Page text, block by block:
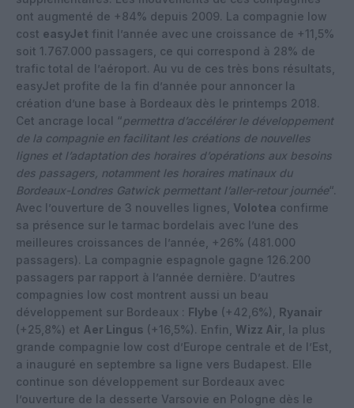
ont augmenté de +84% depuis 2009. La compagnie low
cost easyJet finit l’année avec une croissance de +11,5%
soit 1.767.000 passagers, ce qui correspond à 28% de
trafic total de l’aéroport. Au vu de ces très bons résultats,
easyJet profite de la fin d’année pour annoncer la
création d’une base à Bordeaux dès le printemps 2018.
Cet ancrage local “permettra d’accélérer le développement
de la compagnie en facilitant les créations de nouvelles
lignes et l’adaptation des horaires d’opérations aux besoins
des passagers, notamment les horaires matinaux du
Bordeaux-Londres Gatwick permettant l’aller-retour journée“.
Avec l’ouverture de 3 nouvelles lignes, Volotea confirme
sa présence sur le tarmac bordelais avec l’une des
meilleures croissances de l’année, +26% (481.000
passagers). La compagnie espagnole gagne 126.200
passagers par rapport à l’année dernière. D’autres
compagnies low cost montrent aussi un beau
développement sur Bordeaux : Flybe (+42,6%), Ryanair
(+25,8%) et Aer Lingus (+16,5%). Enfin, Wizz Air , la plus
grande compagnie low cost d’Europe centrale et de l’Est,
a inauguré en septembre sa ligne vers Budapest. Elle
continue son développement sur Bordeaux avec
l’ouverture de la desserte Varsovie en Pologne dès le